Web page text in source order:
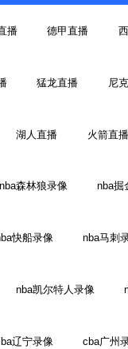
播 德甲直播
猛龙直播 尼
湖人直播 火箭直播
nba森林狼录像 nba掘
快船录像 nba马刺
nba凯尔特人录像
辽宁录像 cba广州